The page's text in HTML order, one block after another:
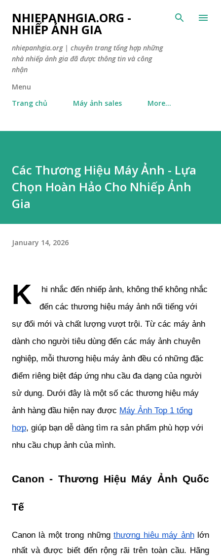
Skip to main content
NHIEPANHGIA.ORG -
NHIẾP ẢNH GIA
nhiepanhgia.org | chuyên trang tổng hợp những
nhà nhiếp ảnh gia đã được thông tin và công
nhận
Menu
Trang chủ
Máy ảnh sales More…
Các Thương Hiệu Máy Ảnh - Lựa
Chọn Hoàn Hảo Cho Nhiếp Ảnh
Gia
January 14, 2026
K
hi nhắc đến nhiếp ảnh, không thể không nhắc
đến các thương hiệu máy ảnh nổi tiếng với
sự đổi mới và chất lượng vượt trội. Từ các máy ảnh
dành cho người tiêu dùng đến các máy ảnh chuyên
nghiệp, mỗi thương hiệu máy ảnh đều có những đặc
điểm riêng biệt đáp ứng nhu cầu đa dạng của người
sử dụng. Dưới đây là một số các thương hiệu máy
ảnh hàng đầu hiện nay được Máy Ảnh Top 1 tổng
hợp, giúp bạn dễ dàng tìm ra sản phẩm phù hợp với
nhu cầu chụp ảnh của mình.
Canon - Thương Hiệu Máy Ảnh Quốc
Tế
Canon là một trong nhữngthương hiệu máy ảnhlớn
nhất và được biết đến rộng rãi trên toàn cầu. Hãng